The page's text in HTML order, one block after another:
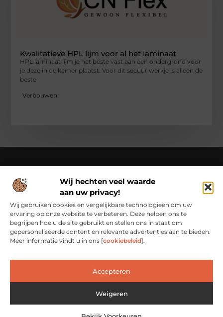
Wij hechten veel waarde
aan uw privacy!
Wij gebruiken cookies en vergelijkbare technologieën om uw
ervaring op onze website te verbeteren. Deze helpen ons te
begrijpen hoe u de site gebruikt en stellen ons in staat om
gepersonaliseerde content en relevante advertenties aan te bieden.
Meer informatie vindt u in ons [cookiebeleid].
Accepteren
Weigeren
Kwalitatieve HPL lijm voor al het laminaat
HPL laminaat lijm je het beste vast aan een ondergrond voor
je deze in de kamer plaatst. Voor dit secuur werkje is alleen de
beste
Verbouwen
Over Cn-flex
Cn-flex.nl – Altijd in beweging – verhalen voor elke dag.
Ontdek inspirerende blogs en artikelen die het dagelijks leven
in al zijn facetten belichten.
Bericht categorie